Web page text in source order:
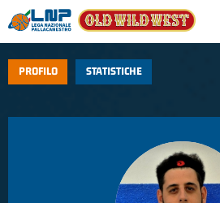
PROFILO STATISTICHE